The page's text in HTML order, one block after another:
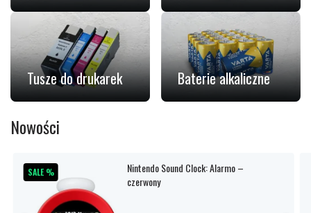
Tusze do drukarek Baterie alkaliczne
Nowości
SALE %
Nintendo Sound Clock: Alarmo –
czerwony